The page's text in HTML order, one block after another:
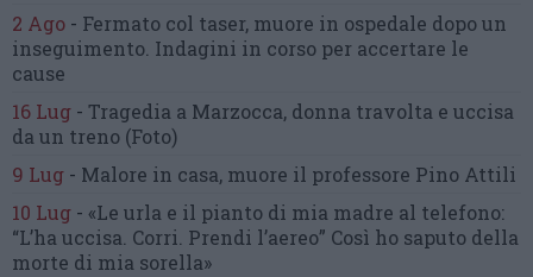
2 Ago - Fermato col taser, muore in ospedale dopo un
inseguimento. Indagini in corso per accertare le
cause
16 Lug - Tragedia a Marzocca, donna travolta e uccisa
da un treno (Foto)
9 Lug - Malore in casa, muore il professore Pino Attili
10 Lug - «Le urla e il pianto di mia madre al telefono:
“L’ha uccisa. Corri. Prendi l’aereo” Così ho saputo della
morte di mia sorella»